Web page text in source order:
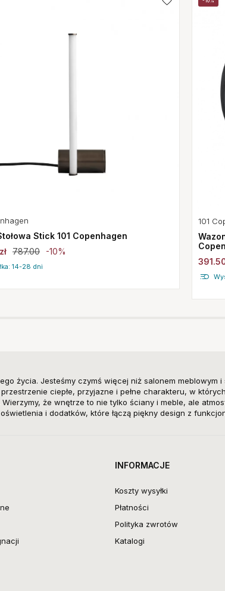
Stick 101 Copenhagen
787.00 -10%
14-28 dni
101
życia. Jesteśmy czymś więcej niż salonem meblowym
ciepłe, przyjazne i pełne charakteru, w
że wnętrze to nie tylko ściany i meble, ale
i dodatków, które łączą piękny design z
INFORMACJE
Koszty wysyłki
Płatności
Polityka zwrotów
Katalogi